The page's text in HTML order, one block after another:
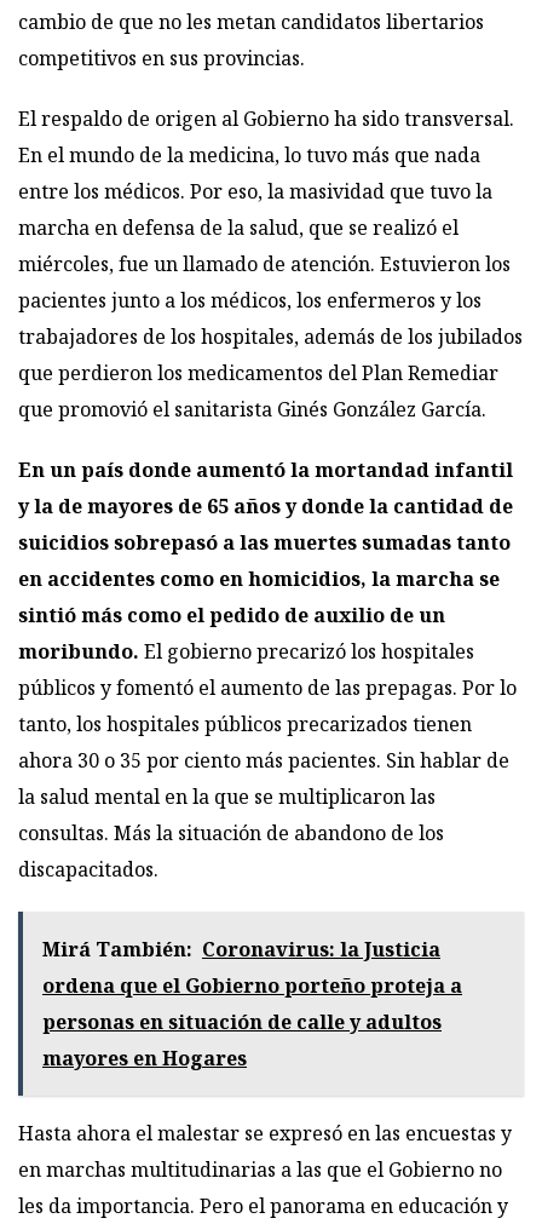
cambio de que no les metan candidatos libertarios
competitivos en sus provincias.
El respaldo de origen al Gobierno ha sido transversal.
En el mundo de la medicina, lo tuvo más que nada
entre los médicos. Por eso, la masividad que tuvo la
marcha en defensa de la salud, que se realizó el
miércoles, fue un llamado de atención. Estuvieron los
pacientes junto a los médicos, los enfermeros y los
trabajadores de los hospitales, además de los jubilados
que perdieron los medicamentos del Plan Remediar
que promovió el sanitarista Ginés González García.
En un país donde aumentó la mortandad infantil
y la de mayores de 65 años y donde la cantidad de
suicidios sobrepasó a las muertes sumadas tanto
en accidentes como en homicidios, la marcha se
sintió más como el pedido de auxilio de un
moribundo. El gobierno precarizó los hospitales
públicos y fomentó el aumento de las prepagas. Por lo
tanto, los hospitales públicos precarizados tienen
ahora 30 o 35 por ciento más pacientes. Sin hablar de
la salud mental en la que se multiplicaron las
consultas. Más la situación de abandono de los
discapacitados.
Mirá También: Coronavirus: la Justicia
ordena que el Gobierno porteño proteja a
personas en situación de calle y adultos
mayores en Hogares
Hasta ahora el malestar se expresó en las encuestas y
en marchas multitudinarias a las que el Gobierno no
les da importancia. Pero el panorama en educación y